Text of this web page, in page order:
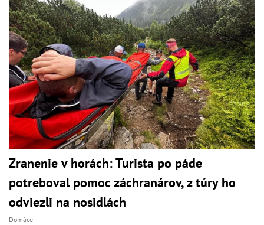
Zranenie v horách: Turista po páde
potreboval pomoc záchranárov, z túry ho
odviezli na nosidlách
Domáce